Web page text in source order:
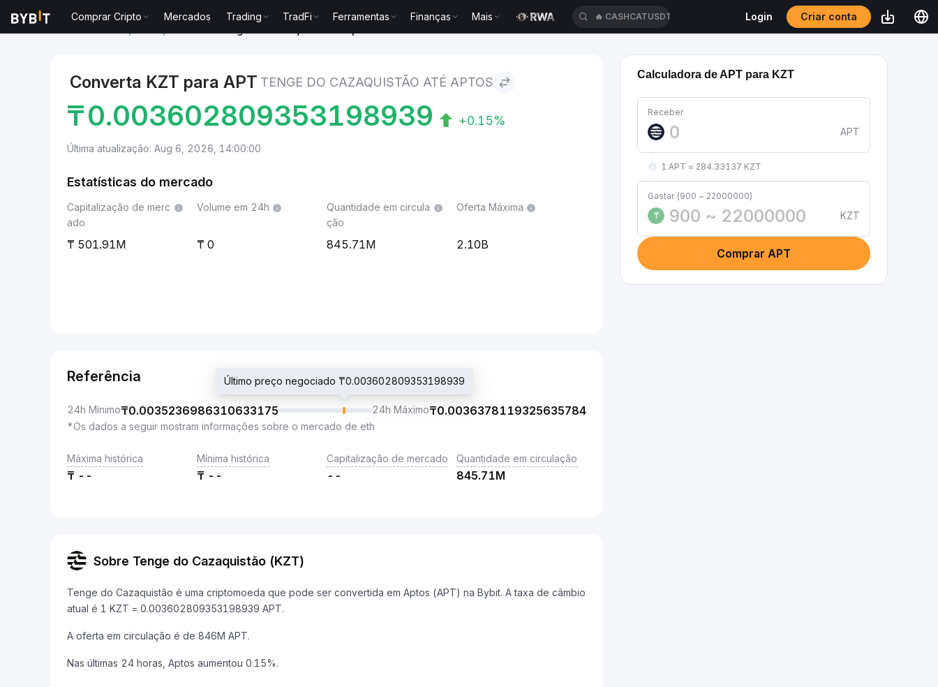
Comprar Cripto Mercados Trading TradFi Ferramentas Finanças Mais 🔥 CASHCATUSDT Login Criar conta
Converta KZT para APT TENGE DO CAZAQUISTÃO ATÉ APTOS
₸0.003602809353198939 +0.15%
Última atualização: Aug 6, 2026, 14:00:00
Estatísticas do mercado
Capitalização de merc
ado
501.91M
Volume em 24h
0
Quantidade em circula
ção
845.71M
Oferta Máxima
2.10B
Referência
24h Mínimo₸0.0035236986310633175
Último preço negociado ₸0.003602809353198939
24h Máximo₸0.0036378119325635784
*Os dados a seguir mostram informações sobre o mercado de eth
Máxima histórica
₸ --
Mínima histórica
₸ --
Capitalização de mercado
--
Quantidade em circulação
845.71M
Sobre Tenge do Cazaquistão (KZT)
Tenge do Cazaquistão é uma criptomoeda que pode ser convertida em Aptos (APT) na Bybit. A taxa de câmbio
atual é 1 KZT = 0.003602809353198939 APT.
A oferta em circulação é de 846M APT.
Nas últimas 24 horas, Aptos aumentou 0.15%.
Calculadora de APT para KZT
Receber
APT
1 APT ≈ 284.33137 KZT
Gastar (900 ~ 22000000)
₸
KZT
Comprar APT